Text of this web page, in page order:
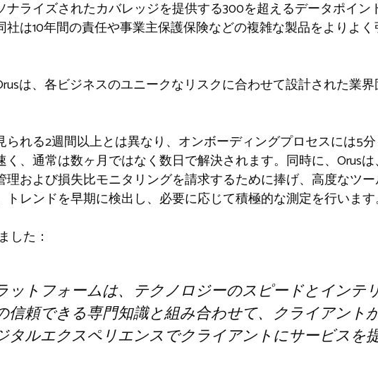
ナライズされたカバレッジを提供する300を超えるデータポイン
は10年間の責任や事業主保護保険などの複雑な製品をよりよ
は、各ビジネスのユニークなリスクに合わせて設計された業
れる2週間以上とは異なり、オンボーディングプロセスには5分
く、通常は数ヶ月ではなく数日で解決されます。同時に、Orus
理および損失比モニタリングを請求するために捧げ、高度なツ
レンドを早期に検出し、必要に応じて積極的な測定を行います
した：
ットフォームは、テクノロジーのスピードとインテ
信頼できる専門知識と組み合わせて、クライアント
タルエクスペリエンスでクライアントにサービスを